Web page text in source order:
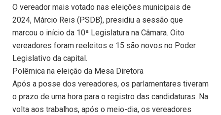
O vereador mais votado nas eleições municipais de
2024, Márcio Reis (PSDB), presidiu a sessão que
marcou o início da 10ª Legislatura na Câmara. Oito
vereadores foram reeleitos e 15 são novos no Poder
Legislativo da capital.
Polêmica na eleição da Mesa Diretora
Após a posse dos vereadores, os parlamentares tiveram
o prazo de uma hora para o registro das candidaturas. Na
volta aos trabalhos, após o meio-dia, os vereadores